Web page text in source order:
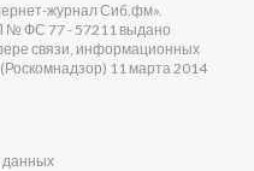
журнал Сиб.фм».
№ ФС 77 - 57211 выдано
связи, информационных
11 марта 2014
данных